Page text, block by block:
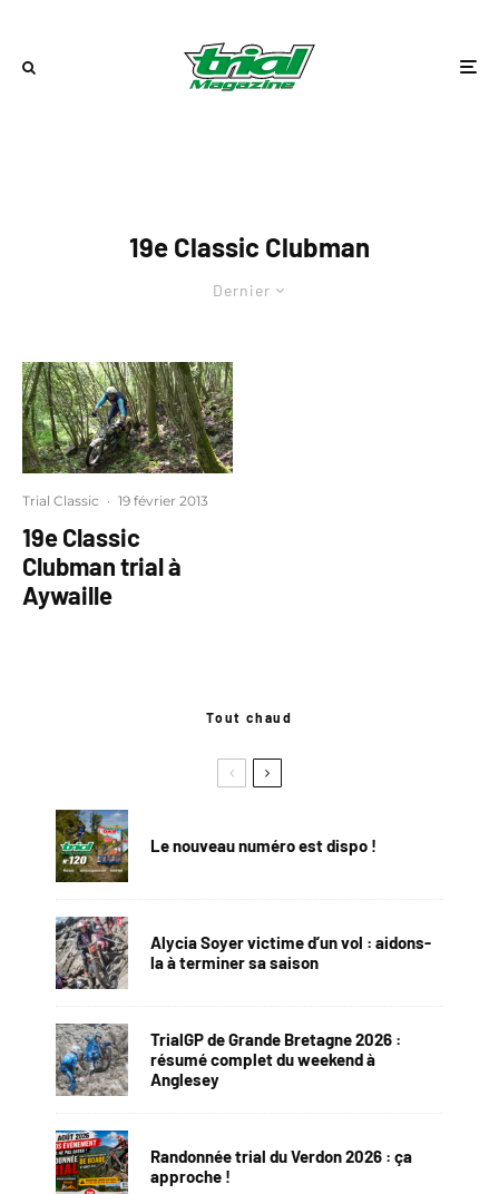
19e Classic Clubman
Dernier
Trial Classic · 19 février 2013
19e Classic
Clubman trial à
Aywaille
Tout chaud
Le nouveau numéro est dispo !
Alycia Soyer victime d’un vol : aidons-
la à terminer sa saison
TrialGP de Grande Bretagne 2026 :
résumé complet du weekend à
Anglesey
Randonnée trial du Verdon 2026 : ça
approche !